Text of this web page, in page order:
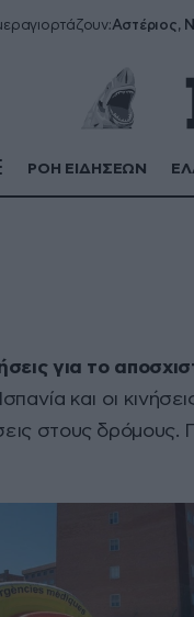
γιορτάζουν:Αστέριος,
ΡΟΗ ΕΙΔΗΣΕΩΝ
για το
και oι
στους δρόμους.